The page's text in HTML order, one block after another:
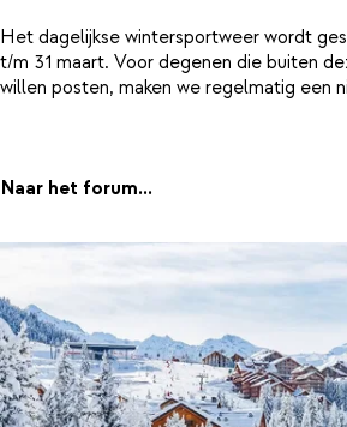
Het dagelijkse wintersportweer wordt
t/m 31 maart. Voor degenen die buiten
willen posten, maken we regelmatig een
Naar het forum...